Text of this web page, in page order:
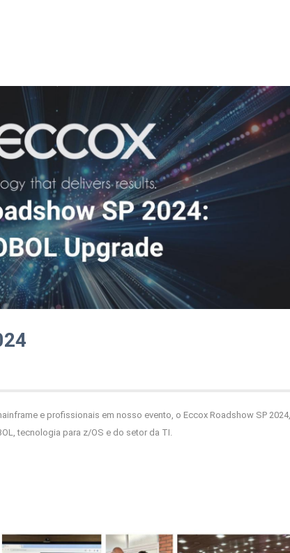
e profissionais em nosso evento, o Eccox Roadshow SP 2024,
tecnologia para z/OS e do setor da TI.